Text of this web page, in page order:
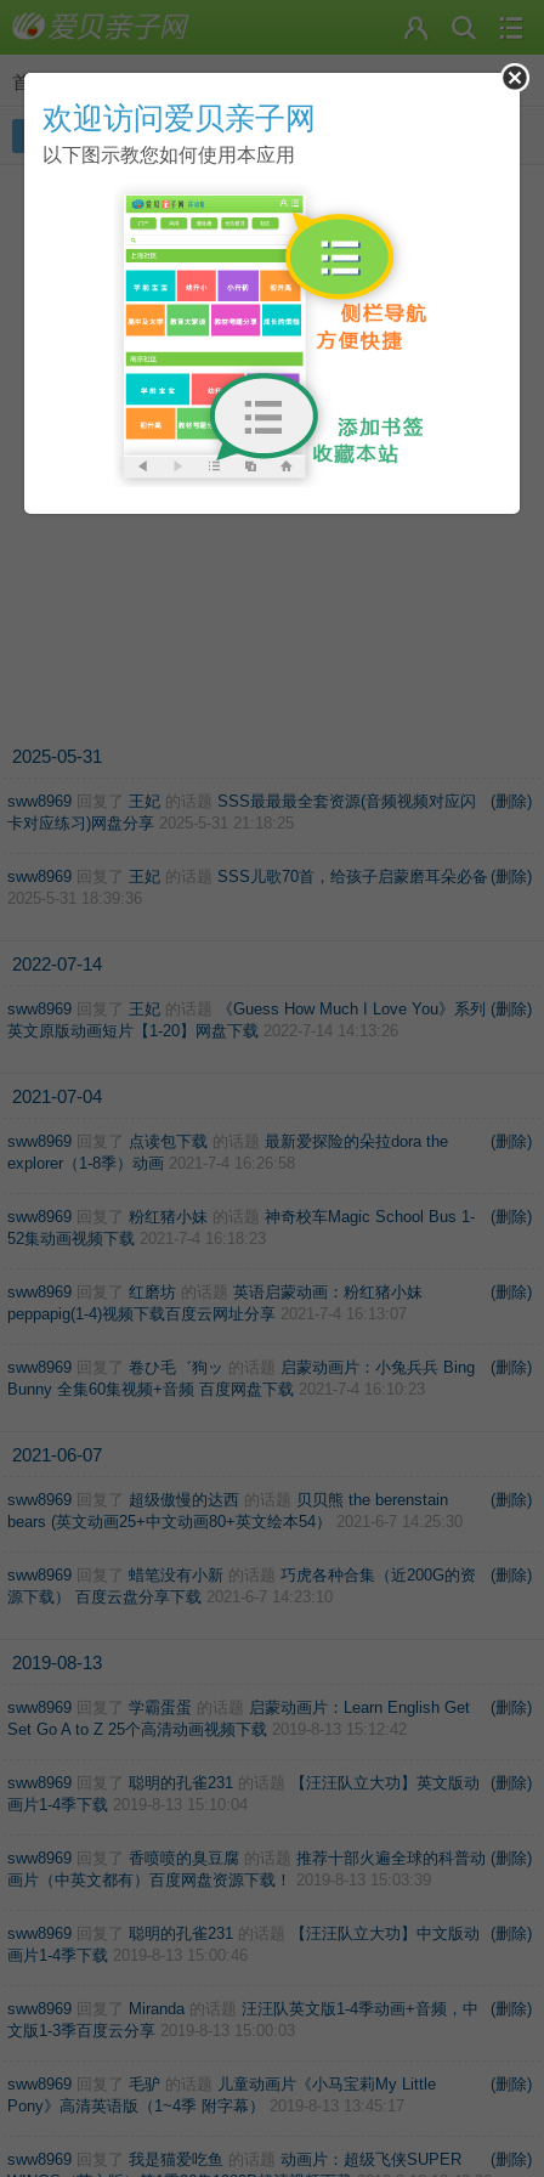
首页
我的动态 好友动态 随便看看
2025-05-31
(删除)
sww8969 回复了 王妃 的话题 SSS最最最全套资源(音频视频对应闪
卡对应练习)网盘分享 2025-5-31 21:18:25
(删除)
sww8969 回复了 王妃 的话题 SSS儿歌70首，给孩子启蒙磨耳朵必备
2025-5-31 18:39:36
2022-07-14
(删除)
sww8969 回复了 王妃 的话题
《Guess How Much I Love You》系列
英文原版动画短片【1-20】网盘下载 2022-7-14 14:13:26
2021-07-04
(删除)
sww8969 回复了 点读包下载 的话题 最新爱探险的朵拉dora the
explorer（1-8季）动画 2021-7-4 16:26:58
(删除)
sww8969 回复了 粉红猪小妹 的话题 神奇校车Magic School Bus 1-
52集动画视频下载 2021-7-4 16:18:23
(删除)
sww8969 回复了 红磨坊 的话题 英语启蒙动画：粉红猪小妹
peppapig(1-4)视频下载百度云网址分享 2021-7-4 16:13:07
(删除)
sww8969 回复了 卷ひ毛゛狗ッ 的话题
启蒙动画片：小兔兵兵 Bing
Bunny 全集60集视频+音频 百度网盘下载 2021-7-4 16:10:23
2021-06-07
(删除)
sww8969 回复了 超级傲慢的达西 的话题
贝贝熊 the berenstain
bears (英文动画25+中文动画80+英文绘本54）
2021-6-7 14:25:30
(删除)
sww8969 回复了 蜡笔没有小新 的话题 巧虎各种合集（近200G的资
源下载） 百度云盘分享下载 2021-6-7 14:23:10
2019-08-13
(删除)
sww8969 回复了 学霸蛋蛋 的话题
启蒙动画片：Learn English Get
Set Go A to Z 25个高清动画视频下载 2019-8-13 15:12:42
(删除)
sww8969 回复了 聪明的孔雀231 的话题
【汪汪队立大功】英文版动
画片1-4季下载 2019-8-13 15:10:04
(删除)
sww8969 回复了 香喷喷的臭豆腐 的话题 推荐十部火遍全球的科普动
画片（中英文都有）百度网盘资源下载！
2019-8-13 15:03:39
(删除)
sww8969 回复了 聪明的孔雀231 的话题
【汪汪队立大功】中文版动
画片1-4季下载 2019-8-13 15:00:46
(删除)
sww8969 回复了 Miranda 的话题 汪汪队英文版1-4季动画+音频，中
文版1-3季百度云分享 2019-8-13 15:00:03
(删除)
sww8969 回复了 毛驴 的话题
儿童动画片《小马宝莉My Little
Pony》高清英语版（1~4季 附字幕）
2019-8-13 13:45:17
(删除)
sww8969 回复了 我是猫爱吃鱼 的话题 动画片：超级飞侠SUPER
欢迎访问爱贝亲子网
以下图示教您如何使用本应用